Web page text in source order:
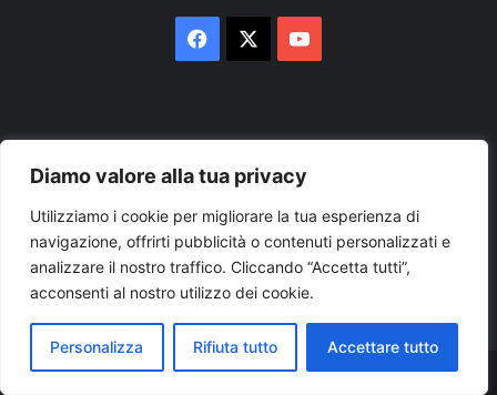
Diamo valore alla tua privacy
Utilizziamo i cookie per migliorare la tua esperienza di
navigazione, offrirti pubblicità o contenuti personalizzati e
analizzare il nostro traffico. Cliccando “Accetta tutti”,
acconsenti al nostro utilizzo dei cookie.
Personalizza Rifiuta tutto Accettare tutto
Facebook
Inserisci
tuo
indirizzo